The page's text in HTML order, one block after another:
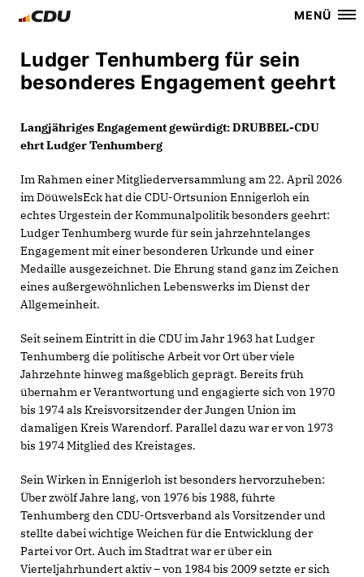
MENÜ
Ludger Tenhumberg für sein
besonderes Engagement geehrt
Langjähriges Engagement gewürdigt: DRUBBEL-CDU
ehrt Ludger Tenhumberg
Im Rahmen einer Mitgliederversammlung am 22. April 2026
im DöüwelsEck hat die CDU-Ortsunion Ennigerloh ein
echtes Urgestein der Kommunalpolitik besonders geehrt:
Ludger Tenhumberg wurde für sein jahrzehntelanges
Engagement mit einer besonderen Urkunde und einer
Medaille ausgezeichnet. Die Ehrung stand ganz im Zeichen
eines außergewöhnlichen Lebenswerks im Dienst der
Allgemeinheit.
Seit seinem Eintritt in die CDU im Jahr 1963 hat Ludger
Tenhumberg die politische Arbeit vor Ort über viele
Jahrzehnte hinweg maßgeblich geprägt. Bereits früh
übernahm er Verantwortung und engagierte sich von 1970
bis 1974 als Kreisvorsitzender der Jungen Union im
damaligen Kreis Warendorf. Parallel dazu war er von 1973
bis 1974 Mitglied des Kreistages.
Sein Wirken in Ennigerloh ist besonders hervorzuheben:
Über zwölf Jahre lang, von 1976 bis 1988, führte
Tenhumberg den CDU-Ortsverband als Vorsitzender und
stellte dabei wichtige Weichen für die Entwicklung der
Partei vor Ort. Auch im Stadtrat war er über ein
Vierteljahrhundert aktiv – von 1984 bis 2009 setzte er sich